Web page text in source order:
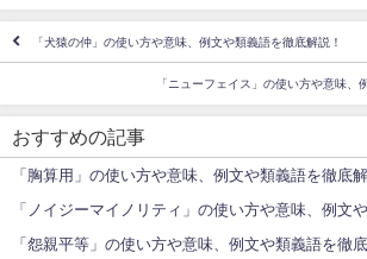
「犬猿の仲」の使い方や意味、例文や類義語を徹底解説！
「ニューフェイス」の使い方や意味、
おすすめの記事
「胸算用」の使い方や意味、例文や類義語を徹底解
「ノイジーマイノリティ」の使い方や意味、例文
「怨親平等」の使い方や意味、例文や類義語を徹底